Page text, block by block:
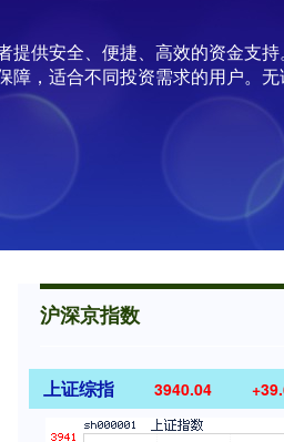
供安全、便捷、高效的资金支
障，适合不同投资需求的用户。
沪深京指数
上证综指 3940.04